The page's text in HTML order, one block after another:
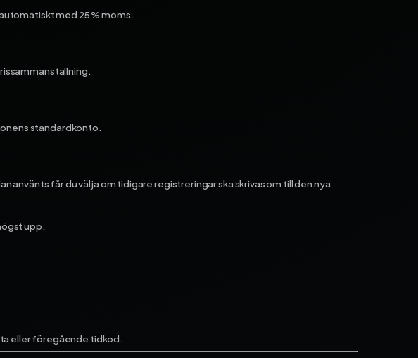
med 25 % moms.
standardkonto.
får du välja om tidigare registreringar ska skrivas om till den nya
upp.
eller föregående tidkod.